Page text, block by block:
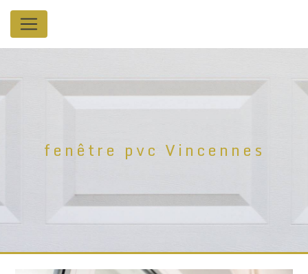
Panneau de gestion des cookies
fenêtre pvc Vincennes